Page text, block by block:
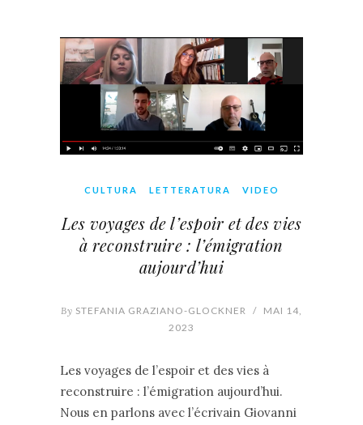
CULTURA LETTERATURA VIDEO
Les voyages de l’espoir et des vies
à reconstruire : l’émigration
aujourd’hui
By STEFANIA GRAZIANO-GLOCKNER / MAI 14,
2023
Les voyages de l’espoir et des vies à
reconstruire : l’émigration aujourd’hui.
Nous en parlons avec l’écrivain Giovanni